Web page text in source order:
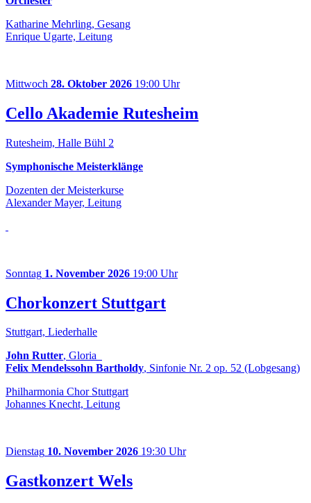
Katharine Mehrling, Gesang
Enrique Ugarte, Leitung
Mittwoch 28. Oktober 2026 19:00 Uhr
Cello Akademie Rutesheim
Rutesheim, Halle Bühl 2
Symphonische Meisterklänge
Dozenten der Meisterkurse
Alexander Mayer, Leitung
Sonntag 1. November 2026 19:00 Uhr
Chorkonzert Stuttgart
Stuttgart, Liederhalle
John Rutter, Gloria
Felix Mendelssohn Bartholdy, Sinfonie Nr. 2 op. 52 (Lobgesang)
Philharmonia Chor Stuttgart
Johannes Knecht, Leitung
Dienstag 10. November 2026 19:30 Uhr
Gastkonzert Wels